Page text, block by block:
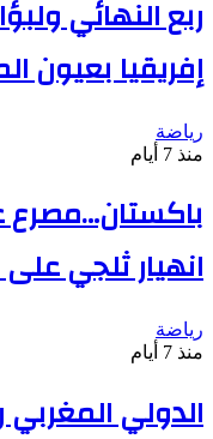
ربع النهائي
إفريقيا بعيون
رياضة
منذ 7 أيام
انهيار ثلجي
رياضة
منذ 7 أيام
الدولي